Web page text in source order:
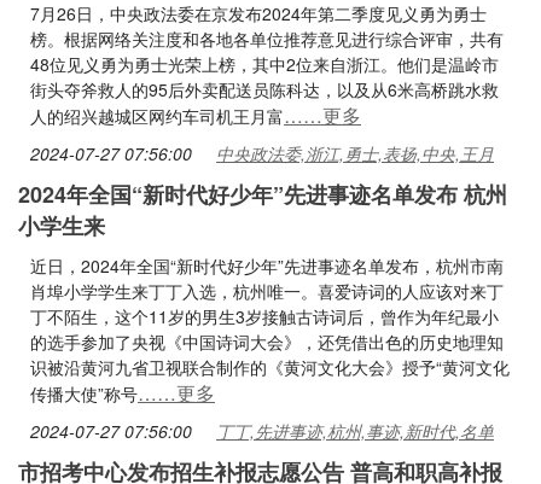
7月26日，中央政法委在京发布2024年第二季度见义勇为勇士
榜。根据网络关注度和各地各单位推荐意见进行综合评审，共有
48位见义勇为勇士光荣上榜，其中2位来自浙江。他们是温岭市
街头夺斧救人的95后外卖配送员陈科达，以及从6米高桥跳水救
人的绍兴越城区网约车司机王月富……更多
2024-07-27 07:56:00 中央政法委,浙江,勇士,表扬,中央,王月
2024年全国“新时代好少年”先进事迹名单发布 杭州
小学生来
近日，2024年全国“新时代好少年”先进事迹名单发布，杭州市南
肖埠小学学生来丁丁入选，杭州唯一。喜爱诗词的人应该对来丁
丁不陌生，这个11岁的男生3岁接触古诗词后，曾作为年纪最小
的选手参加了央视《中国诗词大会》，还凭借出色的历史地理知
识被沿黄河九省卫视联合制作的《黄河文化大会》授予“黄河文化
传播大使”称号……更多
2024-07-27 07:56:00 丁丁,先进事迹,杭州,事迹,新时代,名单
市招考中心发布招生补报志愿公告 普高和职高补报